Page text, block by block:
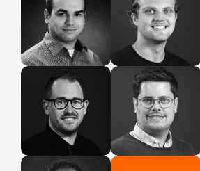
Marcel
DevOps
Dawid
DevOps
Jan
Account
Management
Thomas
Account
Management